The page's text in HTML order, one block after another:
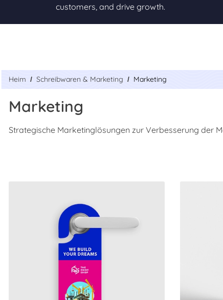
customers, and drive growth.
Heim Schreibwaren & Marketing Marketing
Marketing
Strategische Marketinglösungen zur Verbesserung der